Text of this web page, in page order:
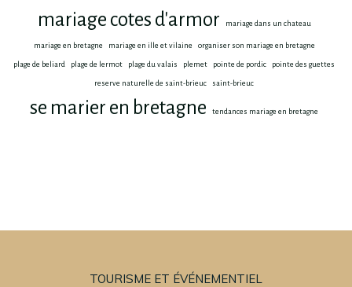
mariage cotes d'armor mariage dans un chateau
mariage en bretagne mariage en ille et vilaine organiser son mariage en bretagne
plage de beliard plage de lermot plage du valais plemet pointe de pordic pointe des guettes
reserve naturelle de saint-brieuc saint-brieuc
se marier en bretagne tendances mariage en bretagne
TOURISME ET ÉVÉNEMENTIEL